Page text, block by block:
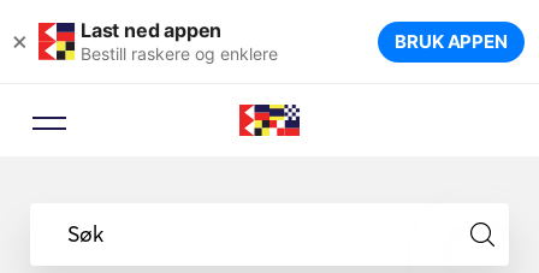
× Last ned appen
Bestill raskere og enklere BRUK APPEN
Søk